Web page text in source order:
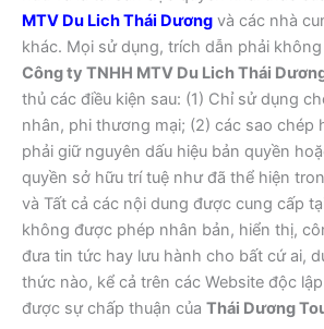
MTV Du Lich Thái Dương và các nhà
khác. Mọi sử dụng, trích dẫn phải
Công ty TNHH MTV Du Lich Thái
thủ các điều kiện sau: (1) Chỉ sử dụng
nhân, phi thương mại; (2) các sao chép
phải giữ nguyên dấu hiệu bản quyền
quyền sở hữu trí tuệ như đã thể hiện
và Tất cả các nội dung được cung cấp
không được phép nhân bản, hiển thị,
đưa tin tức hay lưu hành cho bất cứ ai,
thức nào, kể cả trên các Website độc
được sự chấp thuận của Thái Dương